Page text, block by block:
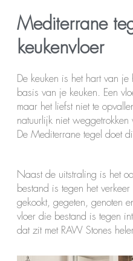
Mediterrane
keukenvloer
De keuken is het hart van
basis van je keuken. Een
maar het liefst niet te
natuurlijk niet
De Mediterrane tegel doet
Naast de uitstraling is het
bestand is tegen het
gekookt, gegeten, genoten
vloer die bestand is tegen
dat zit met RAW Stones